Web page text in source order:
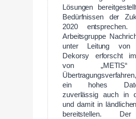
Lösungen
Bedürfnissen der
2020
Arbeitsgruppe
unter Leitung von
Dekorsy erforscht
von
ein hohes
zuverlässig auch in
und damit in
bereitstellen.